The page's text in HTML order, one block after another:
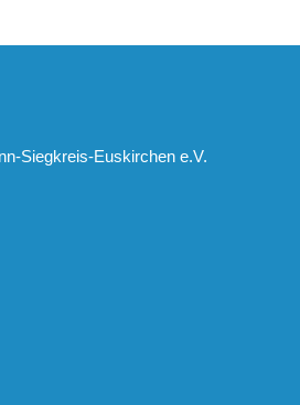
Siegkreis-Euskirchen e.V.